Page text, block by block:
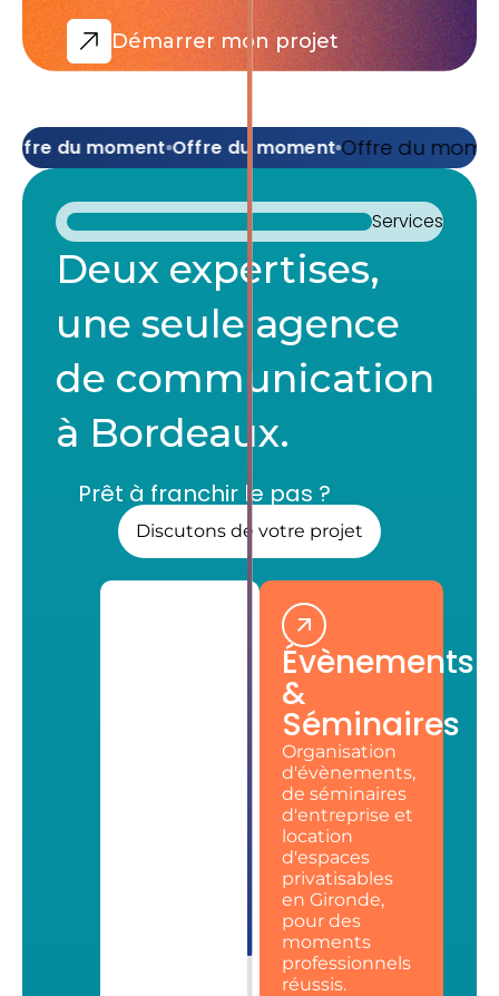
Démarrer mon projet
du moment Offre du moment Offre du moment
Services
Deux expertises,
une seule agence
de communication
à Bordeaux.
Prêt à franchir le pas ?
Discutons de votre projet
Évènements
&
Séminaires
Organisation
d'évènements,
de séminaires
d'entreprise et
location
d'espaces
privatisables
en Gironde,
pour des
moments
professionnels
réussis.